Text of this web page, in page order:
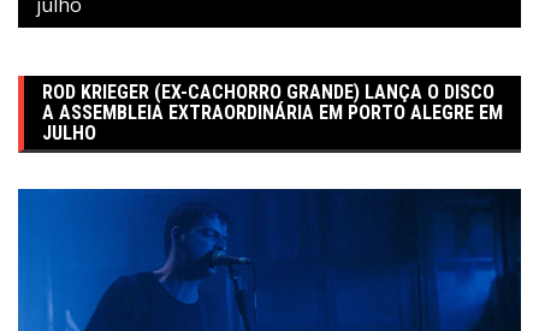
julho
ROD KRIEGER (EX-CACHORRO GRANDE) LANÇA O DISCO
A ASSEMBLEIA EXTRAORDINÁRIA EM PORTO ALEGRE EM
JULHO